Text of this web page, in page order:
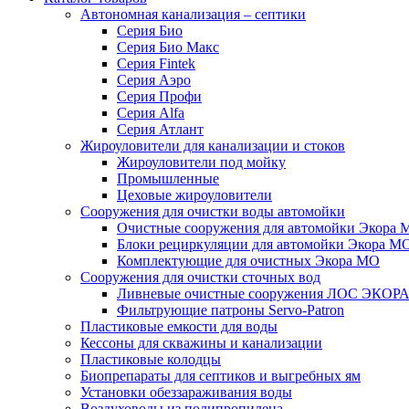
Автономная канализация – септики
Серия Био
Серия Био Макс
Серия Fintek
Серия Аэро
Серия Профи
Серия Alfa
Серия Атлант
Жироуловители для канализации и стоков
Жироуловители под мойку
Промышленные
Цеховые жироуловители
Сооружения для очистки воды автомойки
Очистные сооружения для автомойки Экора
Блоки рециркуляции для автомойки Экора
Комплектующие для очистных Экора МО
Сооружения для очистки сточных вод
Ливневые очистные сооружения ЛОС ЭКОРА
Фильтрующие патроны Servo-Patron
Пластиковые емкости для воды
Кессоны для скважины и канализации
Пластиковые колодцы
Биопрепараты для септиков и выгребных ям
Установки обеззараживания воды